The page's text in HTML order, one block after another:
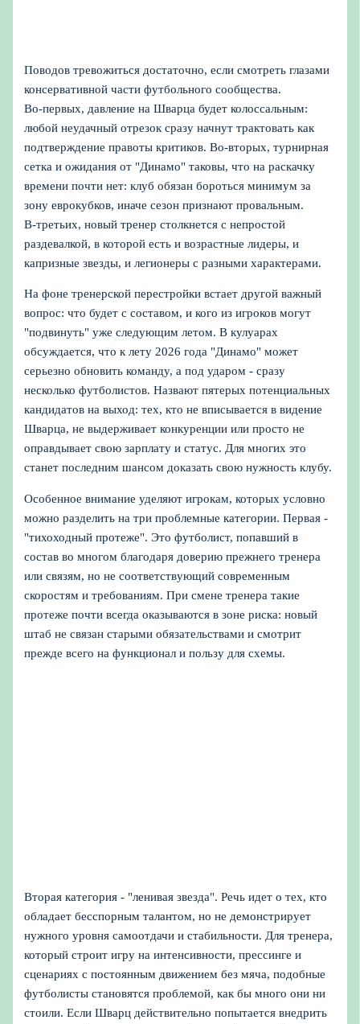
Поводов тревожиться достаточно, если смотреть глазами
консервативной части футбольного сообщества.
Во‑первых, давление на Шварца будет колоссальным:
любой неудачный отрезок сразу начнут трактовать как
подтверждение правоты критиков. Во‑вторых, турнирная
сетка и ожидания от "Динамо" таковы, что на раскачку
времени почти нет: клуб обязан бороться минимум за
зону еврокубков, иначе сезон признают провальным.
В‑третьих, новый тренер столкнется с непростой
раздевалкой, в которой есть и возрастные лидеры, и
капризные звезды, и легионеры с разными характерами.
На фоне тренерской перестройки встает другой важный
вопрос: что будет с составом, и кого из игроков могут
"подвинуть" уже следующим летом. В кулуарах
обсуждается, что к лету 2026 года "Динамо" может
серьезно обновить команду, а под ударом - сразу
несколько футболистов. Назвают пятерых потенциальных
кандидатов на выход: тех, кто не вписывается в видение
Шварца, не выдерживает конкуренции или просто не
оправдывает свою зарплату и статус. Для многих это
станет последним шансом доказать свою нужность клубу.
Особенное внимание уделяют игрокам, которых условно
можно разделить на три проблемные категории. Первая -
"тихоходный протеже". Это футболист, попавший в
состав во многом благодаря доверию прежнего тренера
или связям, но не соответствующий современным
скоростям и требованиям. При смене тренера такие
протеже почти всегда оказываются в зоне риска: новый
штаб не связан старыми обязательствами и смотрит
прежде всего на функционал и пользу для схемы.
Вторая категория - "ленивая звезда". Речь идет о тех, кто
обладает бесспорным талантом, но не демонстрирует
нужного уровня самоотдачи и стабильности. Для тренера,
который строит игру на интенсивности, прессинге и
сценариях с постоянным движением без мяча, подобные
футболисты становятся проблемой, как бы много они ни
стоили. Если Шварц действительно попытается внедрить